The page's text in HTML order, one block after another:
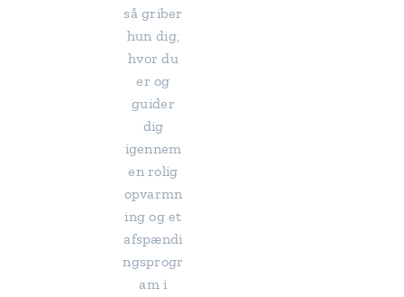
så griber
hun dig,
hvor du
er og
guider
dig
igennem
en rolig
opvarmn
ing og et
afspændi
ngsprogr
am i